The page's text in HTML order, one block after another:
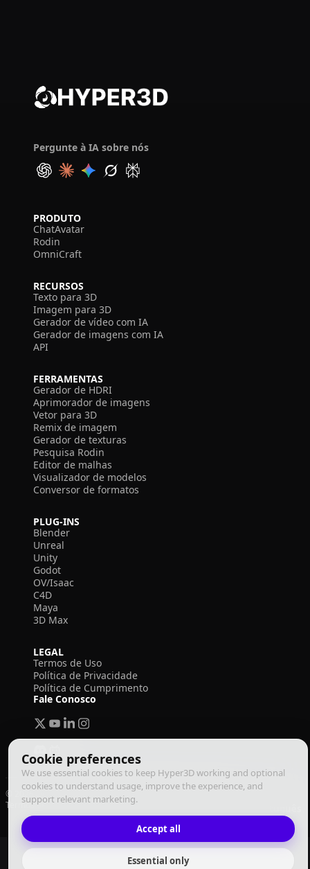
Cookie preferences
We use essential cookies to keep Hyper3D working and optional
cookies to understand usage, improve the experience, and
support relevant marketing.
Accept all
Essential only
Pergunte à IA sobre nós
PRODUTO
ChatAvatar
Rodin
OmniCraft
RECURSOS
Texto para 3D
Imagem para 3D
Gerador de vídeo com IA
Gerador de imagens com IA
API
FERRAMENTAS
Gerador de HDRI
Aprimorador de imagens
Vetor para 3D
Remix de imagem
Gerador de texturas
Pesquisa Rodin
Editor de malhas
Visualizador de modelos
Conversor de formatos
PLUG-INS
Blender
Unreal
Unity
Godot
OV/Isaac
C4D
Maya
3D Max
LEGAL
Termos de Uso
Política de Privacidade
Política de Cumprimento
Fale Conosco
© 2026 Deemos Corporation. Todos os direitos reservados
Termos de UsoPolítica de Privacidade